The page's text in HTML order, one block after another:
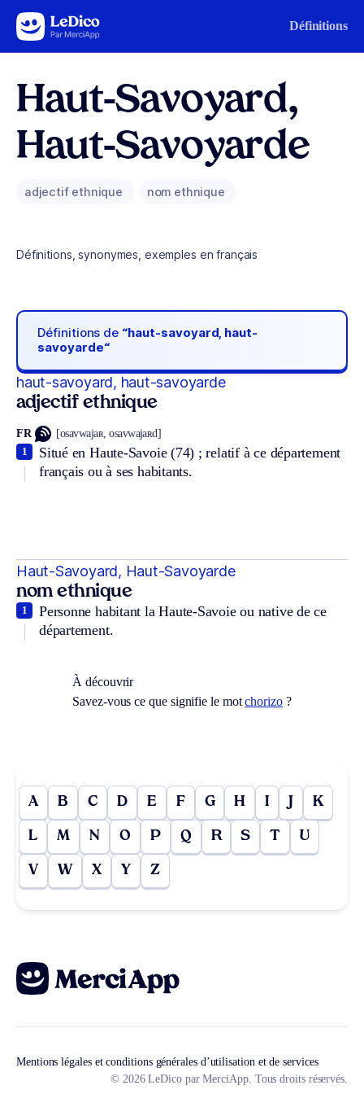
Aller au contenu Définitions
Haut-Savoyard,
Haut-Savoyarde
adjectif ethnique nom ethnique
Définitions, synonymes, exemples en français
Définitions de “haut-savoyard, haut-
savoyarde“
haut-savoyard, haut-savoyarde
adjectif ethnique
FR [osavwajaʀ, osavwajaʀd]
Situé en Haute-Savoie (74) ; relatif à ce département
français ou à ses habitants.
1
Haut-Savoyard, Haut-Savoyarde
nom ethnique
Personne habitant la Haute-Savoie ou native de ce
département.
1
À découvrir
Savez-vous ce que signifie le motchorizo?
A B C D E F G H I J K
L M N O P Q R S T U
V W X Y Z
Mentions légales et conditions générales d’utilisation et de services
© 2026 LeDico par MerciApp. Tous droits réservés.